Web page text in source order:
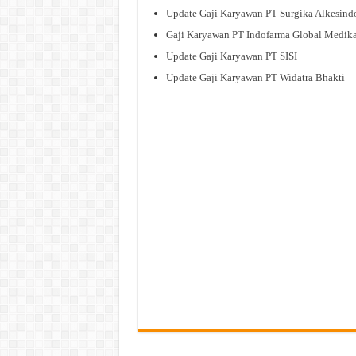
Update Gaji Karyawan PT Surgika
Gaji Karyawan PT Indofarma Global
Update Gaji Karyawan PT SISI
Update Gaji Karyawan PT Widatra Bhakti